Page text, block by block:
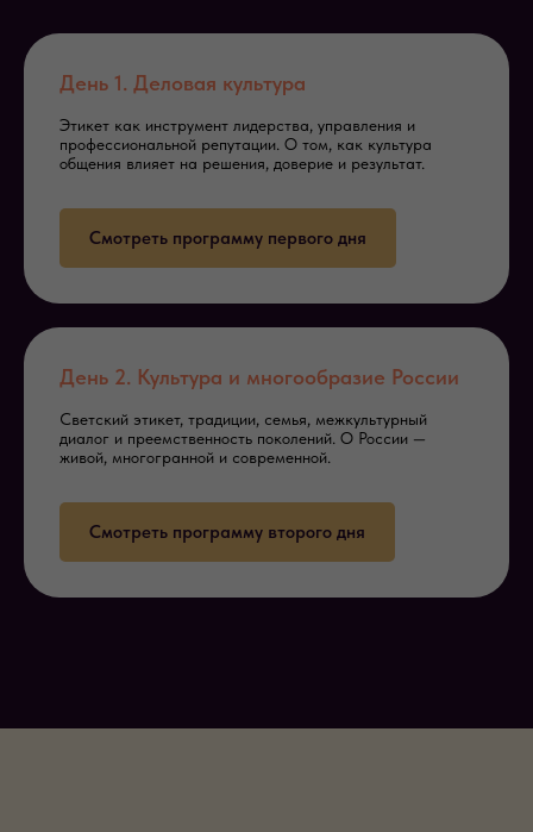
День 1. Деловая культура
Этикет как инструмент лидерства, управления и
профессиональной репутации. О том, как культура
общения влияет на решения, доверие и результат.
Смотреть программу первого дня
День 2. Культура и многообразие России
Светский этикет, традиции, семья, межкультурный
диалог и преемственность поколений. О России —
живой, многогранной и современной.
Смотреть программу второго дня